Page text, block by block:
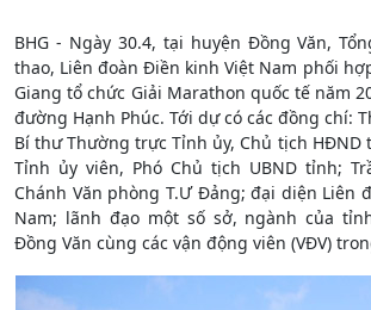
BHG - Ngày 30.4, tại huyện Đồng Văn,
thao, Liên đoàn Điền kinh Việt Nam phối
Giang tổ chức Giải Marathon quốc tế năm
đường Hạnh Phúc. Tới dự có các đồng chí:
Bí thư Thường trực Tỉnh ủy, Chủ tịch HĐND
Tỉnh ủy viên, Phó Chủ tịch UBND tỉnh;
Chánh Văn phòng T.Ư Đảng; đại diện Liên
Nam; lãnh đạo một số sở, ngành của
Đồng Văn cùng các vận động viên (VĐV)